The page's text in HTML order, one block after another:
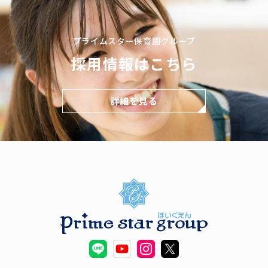
プライムスター保育園グループ
採用情報はこちら
詳細を見る